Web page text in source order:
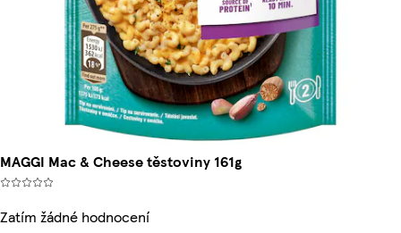
MAGGI Mac & Cheese těstoviny 161g
Zatím žádné hodnocení